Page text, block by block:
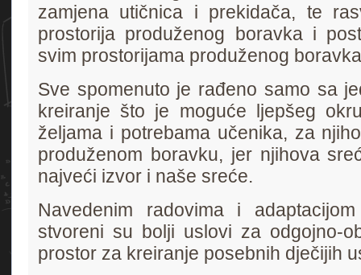
zamjena utičnica i prekidača, te
prostorija produženog boravka i
svim prostorijama produženog
Sve spomenuto je rađeno samo sa
kreiranje što je moguće ljepšeg
željama i potrebama učenika, za
produženom boravku, jer njihova
najveći izvor i naše sreće.
Navedenim radovima i
stvoreni su bolji uslovi za odgojno-
prostor za kreiranje posebnih dječijih